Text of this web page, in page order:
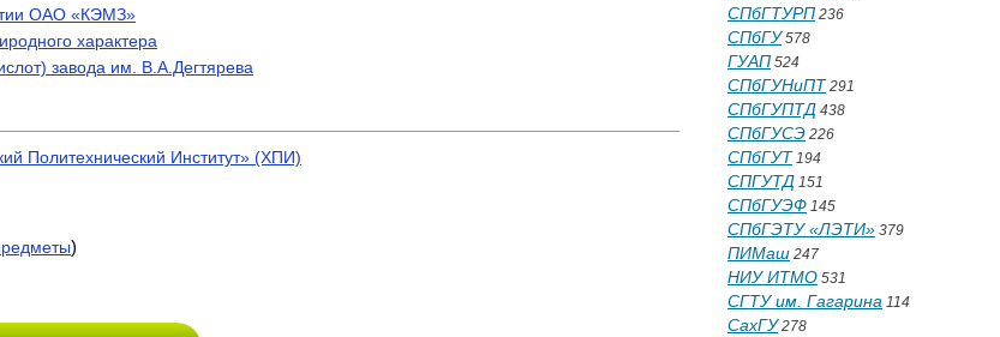
ОАО «КЭМЗ»
характера
завода им. В.А.Дегтярева
Политехнический Институт» (ХПИ)
)
СПбГТУРП 236
СПбГУ578
ГУАП 524
СПбГУНиПТ 291
СПбГУПТД 438
СПбГУСЭ 226
СПбГУТ 194
СПГУТД 151
СПбГУЭФ 145
СПбГЭТУ «ЛЭТИ» 379
ПИМаш 247
НИУ ИТМО 531
СГТУ им. Гагарина 114
СахГУ278